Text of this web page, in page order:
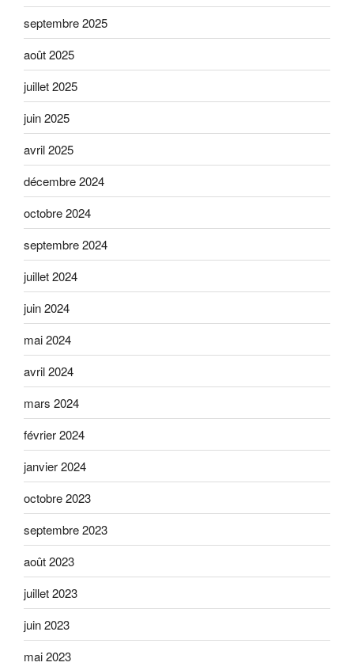
septembre 2025
août 2025
juillet 2025
juin 2025
avril 2025
décembre 2024
octobre 2024
septembre 2024
juillet 2024
juin 2024
mai 2024
avril 2024
mars 2024
février 2024
janvier 2024
octobre 2023
septembre 2023
août 2023
juillet 2023
juin 2023
mai 2023